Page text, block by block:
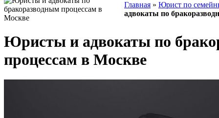
Главная » Юрист по
адвокаты по
Юристы и адвокаты по
процессам в Москве